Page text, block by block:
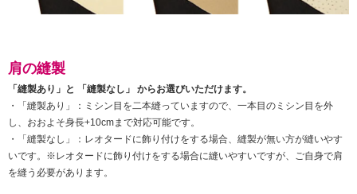
肩の縫製
「縫製あり」と 「縫製なし」 からお選びいただけます。
・「縫製あり」：ミシン目を二本縫っていますので、一本目のミシン目を外
し、おおよそ身長+10cmまで対応可能です。
・「縫製なし」：レオタードに飾り付けをする場合、縫製が無い方が縫いやす
いです。※レオタードに飾り付けをする場合に縫いやすいですが、ご自身で肩
を縫う必要があります。